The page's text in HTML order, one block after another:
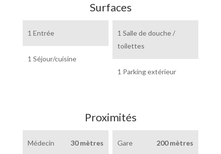
Surfaces
1 Entrée
1 Salle de douche /
toilettes
1 Séjour/cuisine
1 Parking extérieur
Proximités
Médecin 30 mètres Gare 200 mètres